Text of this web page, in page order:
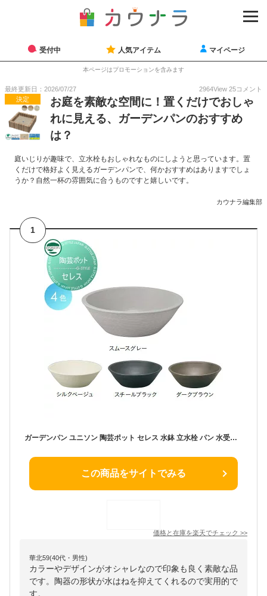
受付中 人気アイテム マイページ
本ページはプロモーションを含みます
最終更新日：2026/07/27 2964View 25コメント
決定
お庭を素敵な空間に！置くだけでおしゃ
れに見える、ガーデンパンのおすすめ
は？
庭いじりが趣味で、立水栓もおしゃれなものにしようと思っています。置
くだけで格好よく見えるガーデンパンで、何かおすすめはありますでしょ
うか？自然一杯の雰囲気に合うものですと嬉しいです。
カウナラ編集部
1
ガーデンパン ユニソン 陶芸ポット セレス 水鉢 立水栓 パン 水受け ガーデニング 庭まわり 屋外 UNISON
この商品をサイトでみる
価格と在庫を楽天でチェック >>
華北59(40代・男性)
カラーやデザインがオシャレなので印象も良く素敵な品
です。陶器の形状が水はねを抑えてくれるので実用的で
す。